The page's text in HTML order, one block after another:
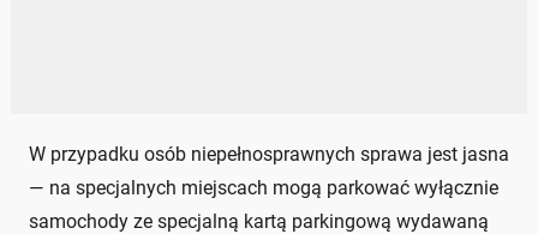
W przypadku osób niepełnosprawnych sprawa jest jasna
— na specjalnych miejscach mogą parkować wyłącznie
samochody ze specjalną kartą parkingową wydawaną